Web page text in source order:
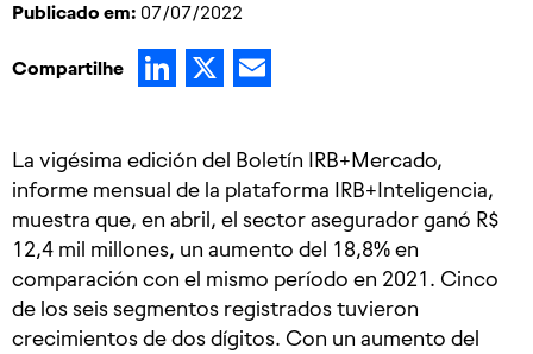
Publicado em: 07/07/2022
Compartilhe LinkedIn
X
La vigésima edición del Boletín IRB+Mercado,
informe mensual de la plataforma IRB+Inteligencia,
muestra que, en abril, el sector asegurador ganó R$
12,4 mil millones, un aumento del 18,8% en
comparación con el mismo período en 2021. Cinco
de los seis segmentos registrados tuvieron
crecimientos de dos dígitos. Con un aumento del